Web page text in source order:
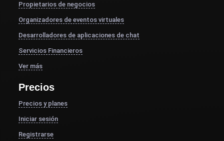
Propietarios de negocios
Organizadores de eventos virtuales
Desarrolladores de aplicaciones de chat
Servicios Financieros
Ver más
Precios
Precios y planes
Iniciar sesión
Registrarse